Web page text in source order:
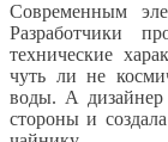
Современным
Разработчики
технические
чуть ли не
воды. А дизайнер
стороны и